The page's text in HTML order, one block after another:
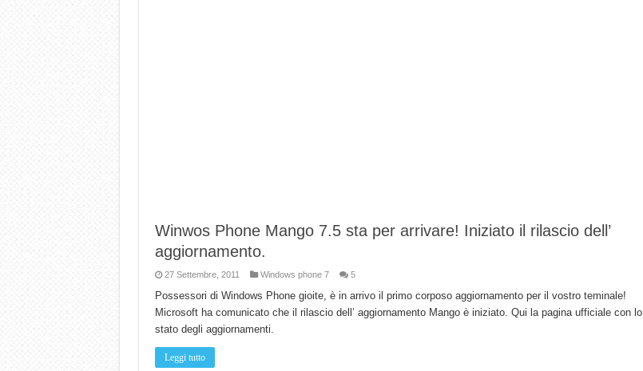
Winwos Phone Mango 7.5 sta per arrivare! Iniziato il rilascio dell’
aggiornamento.
27 Settembre, 2011 Windows phone 7 5
Possessori di Windows Phone gioite, è in arrivo il primo corposo aggiornamento per il vostro teminale!
Microsoft ha comunicato che il rilascio dell’ aggiornamento Mango è iniziato. Qui la pagina ufficiale con lo
stato degli aggiornamenti.
Leggi tutto